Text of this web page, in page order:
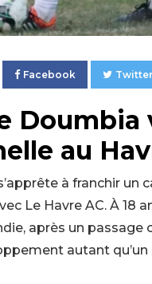
Facebook Twitter
Doumbia
au
à franchir
Le Havre AC. À 18
après un passage
autant